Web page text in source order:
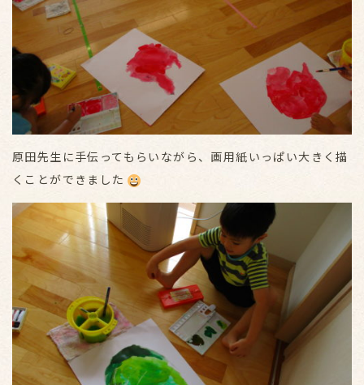
原田先生に手伝ってもらいながら、画用紙いっぱい大きく描
くことができました